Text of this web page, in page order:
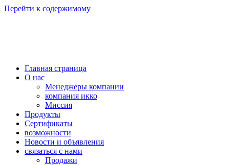
Перейти к содержимому
Главная страница
О нас
Менеджеры компании
компания икко
Миссия
Продукты
Сертификаты
возможности
Новости и объявления
связаться с нами
Продажи